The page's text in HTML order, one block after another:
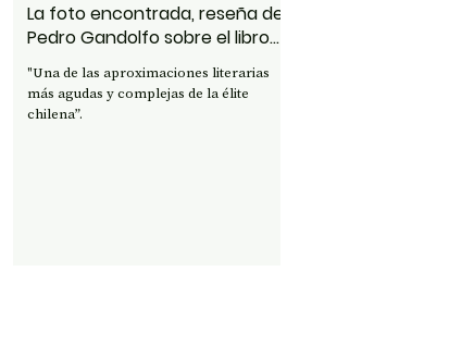
La foto encontrada, reseña de
Pedro Gandolfo sobre el libro
de Catalina Mena
"Una de las aproximaciones literarias
más agudas y complejas de la élite
chilena”.